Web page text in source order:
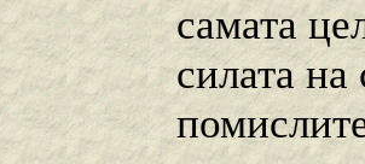
самата
силата на